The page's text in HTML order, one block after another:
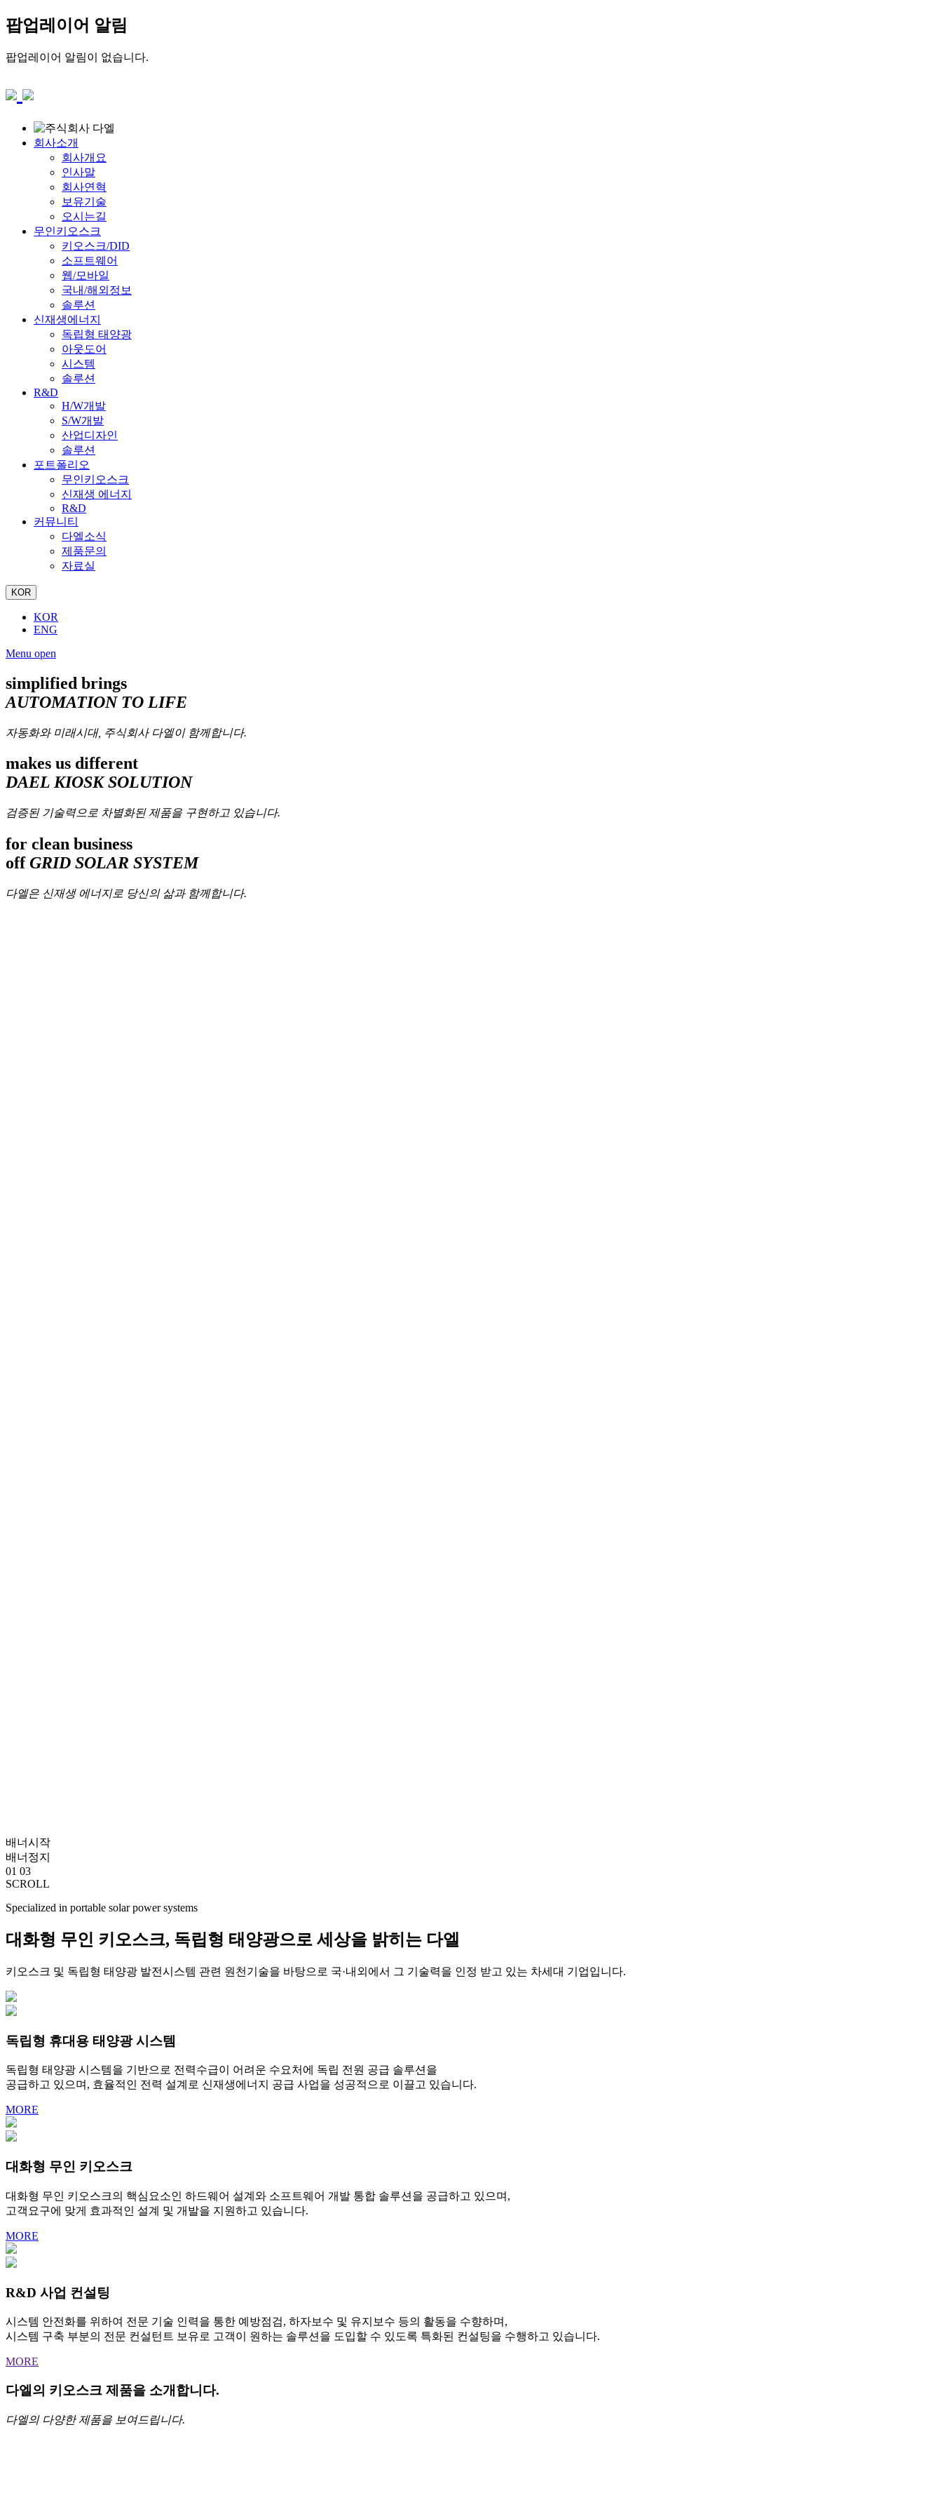
팝업레이어 알림
팝업레이어 알림이 없습니다.
회사소개
회사개요
인사말
회사연혁
보유기술
오시는길
무인키오스크
키오스크/DID
소프트웨어
웹/모바일
국내/해외정보
솔루션
신재생에너지
독립형 태양광
아웃도어
시스템
솔루션
R&D
H/W개발
S/W개발
산업디자인
솔루션
포트폴리오
무인키오스크
신재생 에너지
R&D
커뮤니티
다엘소식
제품문의
자료실
KOR
KOR
ENG
Menu open
simplified brings
AUTOMATION TO LIFE
자동화와 미래시대, 주식회사 다엘이 함께합니다.
makes us different
DAEL KIOSK SOLUTION
검증된 기술력으로 차별화된 제품을 구현하고 있습니다.
for clean business
offGRID SOLAR SYSTEM
다엘은 신재생 에너지로 당신의 삶과 함께합니다.
배너시작
배너정지
01 03
SCROLL
Specialized in portable solar power systems
대화형 무인 키오스크, 독립형 태양광으로 세상을 밝히는 다엘
키오스크 및 독립형 태양광 발전시스템 관련 원천기술을 바탕으로 국·내외에서 그 기술력을 인정 받고 있는 차세대 기업입니다.
독립형 휴대용 태양광 시스템
독립형 태양광 시스템을 기반으로 전력수급이 어려운 수요처에 독립 전원 공급 솔루션을
공급하고 있으며, 효율적인 전력 설계로 신재생에너지 공급 사업을 성공적으로 이끌고 있습니다.
MORE
대화형 무인 키오스크
대화형 무인 키오스크의 핵심요소인 하드웨어 설계와 소프트웨어 개발 통합 솔루션을 공급하고 있으며,
고객요구에 맞게 효과적인 설계 및 개발을 지원하고 있습니다.
MORE
R&D 사업 컨설팅
시스템 안전화를 위하여 전문 기술 인력을 통한 예방점검, 하자보수 및 유지보수 등의 활동을 수향하며,
시스템 구축 부분의 전문 컨설턴트 보유로 고객이 원하는 솔루션을 도입할 수 있도록 특화된 컨설팅을 수행하고 있습니다.
MORE
다엘의 키오스크 제품을 소개합니다.
다엘의 다양한 제품을 보여드립니다.